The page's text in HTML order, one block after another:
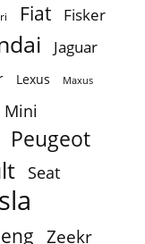
Fiat Fisker
Jaguar
Lexus Maxus
Mini
Peugeot
Seat
Zeekr